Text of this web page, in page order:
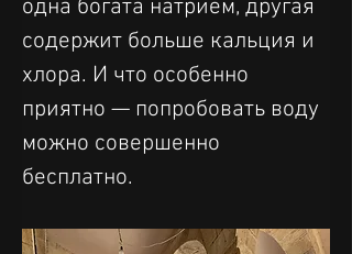
одна богата натрием, другая
содержит больше кальция и
хлора. И что особенно
приятно — попробовать воду
можно совершенно
бесплатно.